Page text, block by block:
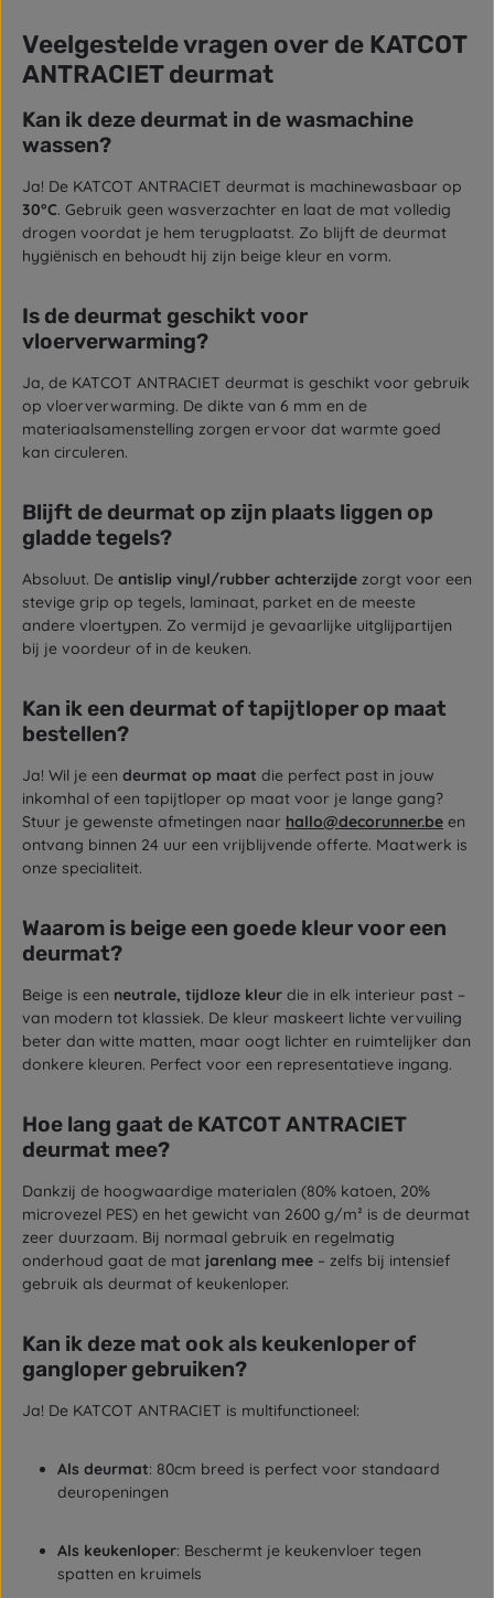
Veelgestelde vragen over de KATCOT
ANTRACIET deurmat
Kan ik deze deurmat in de wasmachine
wassen?
Ja! De KATCOT ANTRACIET deurmat is machinewasbaar op
30°C. Gebruik geen wasverzachter en laat de mat volledig
drogen voordat je hem terugplaatst. Zo blijft de deurmat
hygiënisch en behoudt hij zijn beige kleur en vorm.
Is de deurmat geschikt voor
vloerverwarming?
Ja, de KATCOT ANTRACIET deurmat is geschikt voor gebruik
op vloerverwarming. De dikte van 6 mm en de
materiaalsamenstelling zorgen ervoor dat warmte goed
kan circuleren.
Blijft de deurmat op zijn plaats liggen op
gladde tegels?
Absoluut. De antislip vinyl/rubber achterzijde zorgt voor een
stevige grip op tegels, laminaat, parket en de meeste
andere vloertypen. Zo vermijd je gevaarlijke uitglijpartijen
bij je voordeur of in de keuken.
Kan ik een deurmat of tapijtloper op maat
bestellen?
Ja! Wil je een deurmat op maat die perfect past in jouw
inkomhal of een tapijtloper op maat voor je lange gang?
Stuur je gewenste afmetingen naar hallo@decorunner.be en
ontvang binnen 24 uur een vrijblijvende offerte. Maatwerk is
onze specialiteit.
Waarom is beige een goede kleur voor een
deurmat?
Beige is een neutrale, tijdloze kleur die in elk interieur past –
van modern tot klassiek. De kleur maskeert lichte vervuiling
beter dan witte matten, maar oogt lichter en ruimtelijker dan
donkere kleuren. Perfect voor een representatieve ingang.
Hoe lang gaat de KATCOT ANTRACIET
deurmat mee?
Dankzij de hoogwaardige materialen (80% katoen, 20%
microvezel PES) en het gewicht van 2600 g/m² is de deurmat
zeer duurzaam. Bij normaal gebruik en regelmatig
onderhoud gaat de mat jarenlang mee – zelfs bij intensief
gebruik als deurmat of keukenloper.
Kan ik deze mat ook als keukenloper of
gangloper gebruiken?
Ja! De KATCOT ANTRACIET is multifunctioneel:
Als deurmat: 80cm breed is perfect voor standaard
deuropeningen
Als keukenloper: Beschermt je keukenvloer tegen
spatten en kruimels